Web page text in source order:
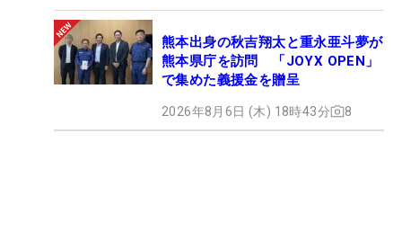
熊本出身の秋吉翔太と重永亜斗夢が
熊本県庁を訪問 「JOYX OPEN」
で集めた義援金を贈呈
2026年8月6日 (木) 18時43分 8